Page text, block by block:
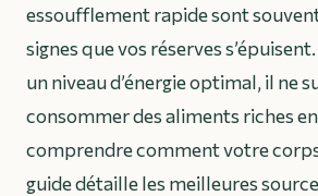
essoufflement rapide sont
signes que vos réserves
un niveau d’énergie optimal, il ne
consommer des aliments riches
comprendre comment votre corps
guide détaille les meilleures